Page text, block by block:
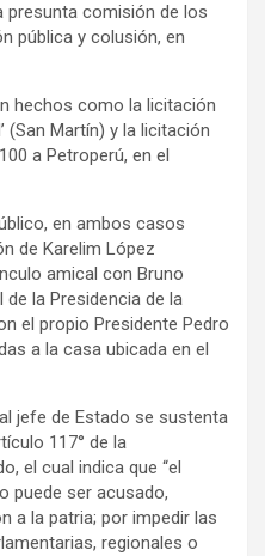
presunta comisión de los
pública y colusión, en
hechos como la licitación
(San Martín) y la licitación
a Petroperú, en el
en ambos casos
de Karelim López
amical con Bruno
la Presidencia de la
el propio Presidente Pedro
a la casa ubicada en el
jefe de Estado se sustenta
117° de la
el cual indica que “el
puede ser acusado,
a la patria; por impedir las
regionales o